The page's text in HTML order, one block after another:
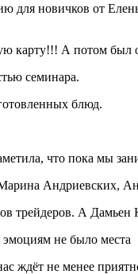
для новичков от
карту!!! А потом был
семинара.
блюд.
что пока мы
Андриевских,
трейдеров. А Дамьен
не было места
ждёт не менее